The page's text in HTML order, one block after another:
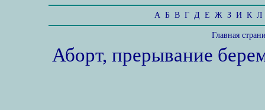
А Б В Г Д Е Ж З И К Л
Главная
Аборт, прерывание